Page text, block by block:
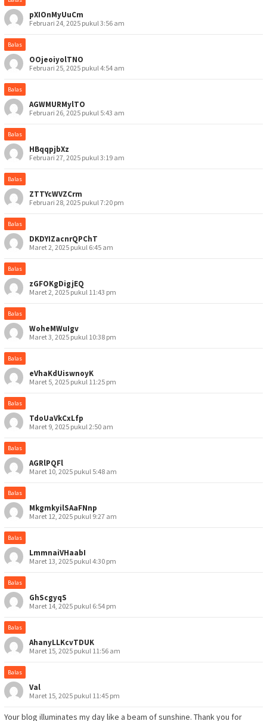
pXIOnMyUuCm
Februari 24, 2025 pukul 3:56 am
Balas
OOjeoiyolTNO
Februari 25, 2025 pukul 4:54 am
Balas
AGWMURMylTO
Februari 26, 2025 pukul 5:43 am
Balas
HBqqpjbXz
Februari 27, 2025 pukul 3:19 am
Balas
ZTTYcWVZCrm
Februari 28, 2025 pukul 7:20 pm
Balas
DKDYIZacnrQPChT
Maret 2, 2025 pukul 6:45 am
Balas
zGFOKgDigjEQ
Maret 2, 2025 pukul 11:43 pm
Balas
WoheMWuIgv
Maret 3, 2025 pukul 10:38 pm
Balas
eVhaKdUiswnoyK
Maret 5, 2025 pukul 11:25 pm
Balas
TdoUaVkCxLfp
Maret 9, 2025 pukul 2:50 am
Balas
AGRlPQFl
Maret 10, 2025 pukul 5:48 am
Balas
MkgmkyilSAaFNnp
Maret 12, 2025 pukul 9:27 am
Balas
LmmnaiVHaabI
Maret 13, 2025 pukul 4:30 pm
Balas
GhScgyqS
Maret 14, 2025 pukul 6:54 pm
Balas
AhanyLLKcvTDUK
Maret 15, 2025 pukul 11:56 am
Balas
Val
Maret 15, 2025 pukul 11:45 pm
Your blog illuminates my day like a beam of sunshine. Thank you for